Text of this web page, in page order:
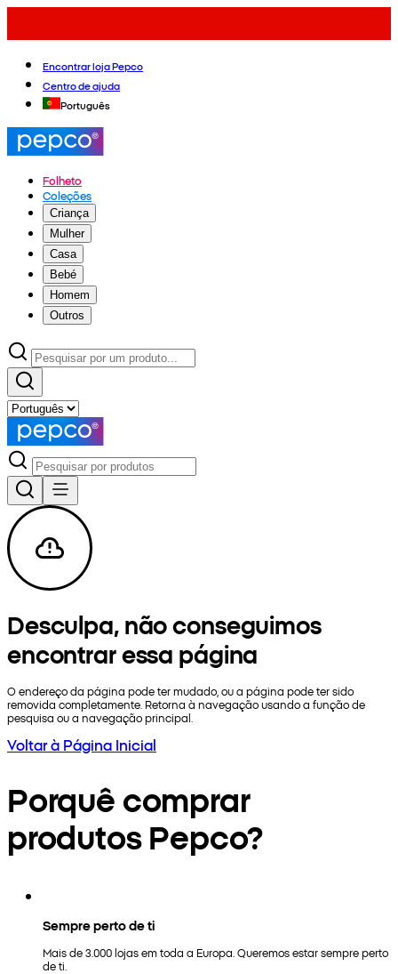
Encontrar loja Pepco
Centro de ajuda
Português
Folheto
Coleções
Criança
Mulher
Casa
Bebé
Homem
Outros
Desculpa, não conseguimos
encontrar essa página
O endereço da página pode ter mudado, ou a página pode ter sido
removida completamente. Retorna à navegação usando a função de
pesquisa ou a navegação principal.
Voltar à Página Inicial
Porquê comprar
produtos Pepco?
Sempre perto de ti
Mais de 3.000 lojas em toda a Europa. Queremos estar sempre perto
de ti.